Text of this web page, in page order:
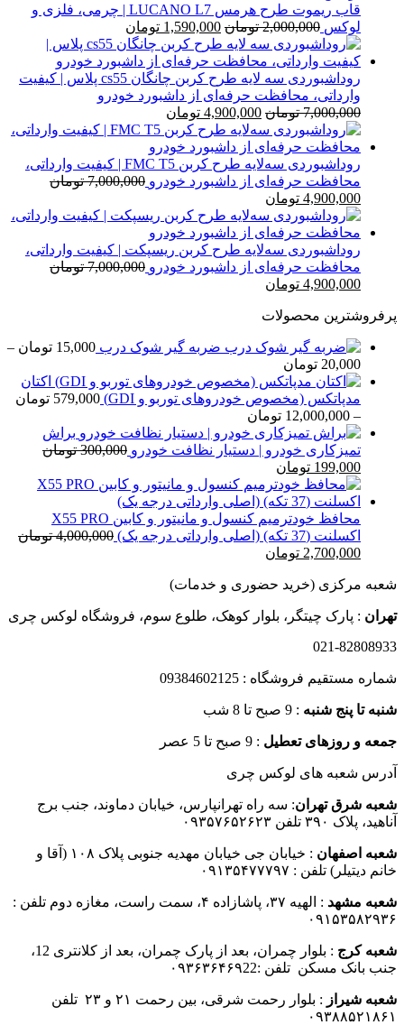
قاب ریموت طرح هرمس LUCANO L7 | چرمی، فلزی و
لوکس 2,000,000 تومان قیمت
اصلی
2,000,000 تومان
بود.
1,590,000 تومان
فعلی
1,590,000 تومان
است.روداشبوردی سه‌ لایه طرح کربن چانگان cs55 پلاس | کیفیت
وارداتی، محافظت حرفه‌ای از داشبورد خودرو
7,000,000 تومان قیمت
اصلی
7,000,000 تومان
بود.
4,900,000 تومان
فعلی
است.
روداشبوردی سه‌لایه طرح کربن FMC T5 | کیفیت وارداتی،
محافظت حرفه‌ای از داشبورد خودرو 7,000,000 تومان
قیمت
اصلی
7,000,000 تومان
بود.
4,900,000 تومان
فعلی
4,900,000 تومان
است.
روداشبوردی سه‌لایه طرح کربن ریسپکت | کیفیت وارداتی،
محافظت حرفه‌ای از داشبورد خودرو 7,000,000 تومان
قیمت
7,000,000 تومان
4,900,000 تومان
پرفروشترین محصولات
ضربه گیر شوک درب 15,000 تومان –
20,000 تومان
قیمت:
15,000 تومان
تا
20,000 تومان
اکتان
مدپاتکس (مخصوص خودروهای توربو و GDI)
579,000 تومان
–
12,000,000 تومان
قیمت:
579,000 تومان
12,000,000 تومان
براش
تمیزکاری خودرو | دستیار نظافت خودرو 300,000 تومان
قیمت
اصلی
300,000 تومان
بود.
199,000 تومان
فعلی
199,000 تومان
است.
محافظ خودترمیم کنسول و مانیتور و کابین X55 PRO
اکسلنت (37 تکه) (اصلی وارداتی درجه یک)
4,000,000 تومان
قیمت
4,000,000 تومان
2,700,000 تومان
2,700,000 تومان
شعبه مرکزی (خرید حضوری و خدمات)
تهران : پارک چیتگر، بلوار کوهک، طلوع سوم، فروشگاه لوکس چری
021-82808933
شماره مستقیم فروشگاه : 09384602125
شنبه تا پنج شنبه : 9 صبح تا 8 شب
جمعه و روزهای تعطیل : 9 صبح تا 5 عصر
آدرس شعبه های لوکس چری
شعبه شرق تهران: سه راه تهرانپارس، خیابان دماوند، جنب برج
آناهید، پلاک ۳۹۰ تلفن ۰۹۳۵۷۶۵۲۶۲۳
شعبه اصفهان
: خیابان جی خیابان مهدیه جنوبی پلاک ۱۰۸ (آقا و
خانم دیتیلر) تلفن : ۰۹۱۳۵۴۷۷۷۹۷
شعبه مشهد
: الهیه ۳۷، پاشازاده ۴، سمت راست، مغازه دوم تلفن :
۰۹۱۵۳۵۸۲۹۳۶
شعبه کرج
: بلوار چمران، بعد از پارک چمران، بعد از کلانتری 12،
جنب بانک مسکن تلفن :۰۹۳۶۳۶۴۶۹22
شعبه شیراز
: بلوار رحمت شرقی، بین رحمت ۲۱ و ۲۳ تلفن
۰۹۳۸۸۵۲۱۸۶۱